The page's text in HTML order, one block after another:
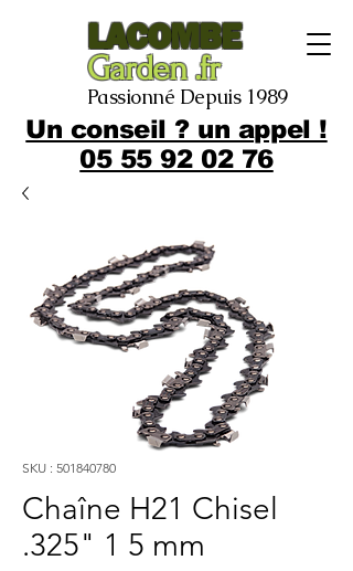
LACOMBE
Garden .fr
Passionné Depuis 1989
Un conseil ? un appel !
05 55 92 02 76
SKU : 501840780
Chaîne H21 Chisel
.325" 1 5 mm